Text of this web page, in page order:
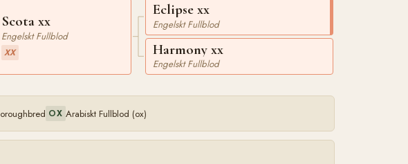
Scota xx
Engelskt Fullblod
XX
Eclipse xx
Engelskt Fullblod
Harmony xx
Engelskt Fullblod
OX Arabiskt Fullblod (ox)